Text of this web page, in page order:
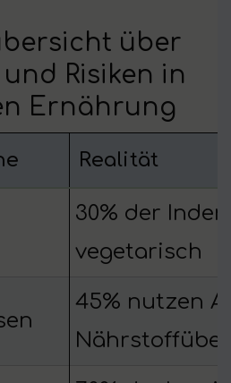
über
Risiken in
Ernährung
Realität
30% der
vegetarisch
45% nutzen